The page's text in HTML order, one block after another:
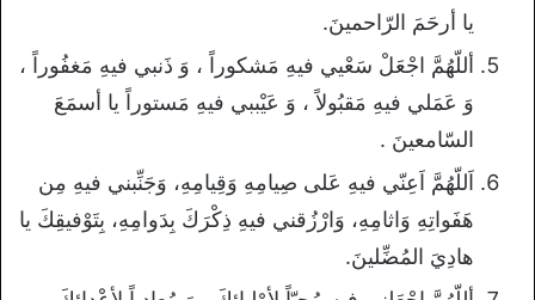
يا أرحَمَ الرّاحمينَ.
أللّهُمَّ اجْعَلْ سَعْيي فيهِ مَشكوراً ، وَ ذَنبي فيهِ مَغفُوراً ،
وَ عَمَلي فيهِ مَقبُولاً ، وَ عَيْببي فيهِ مَستوراً يا أسمَعَ
السّامعينَ .
اَللّهُمَّ اَعِنّي فيهِ عَلى صِيامِهِ وَقِيامِهِ، وَجَنِّبني فيهِ مِن
هَفَواتِهِ وَاثامِهِ، وَارْزُقني فيهِ ذِكْرَكَ بِدَوامِهِ، بِتَوْفيقِكَ يا
هادِيَ المُضِّلينَ.